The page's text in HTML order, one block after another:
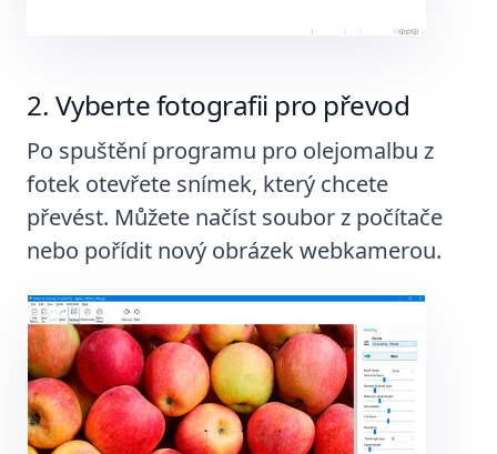
Vyberte fotografii pro převod
Po spuštění programu pro olejomalbu z
fotek otevřete snímek, který chcete
převést. Můžete načíst soubor z počítače
nebo pořídit nový obrázek webkamerou.